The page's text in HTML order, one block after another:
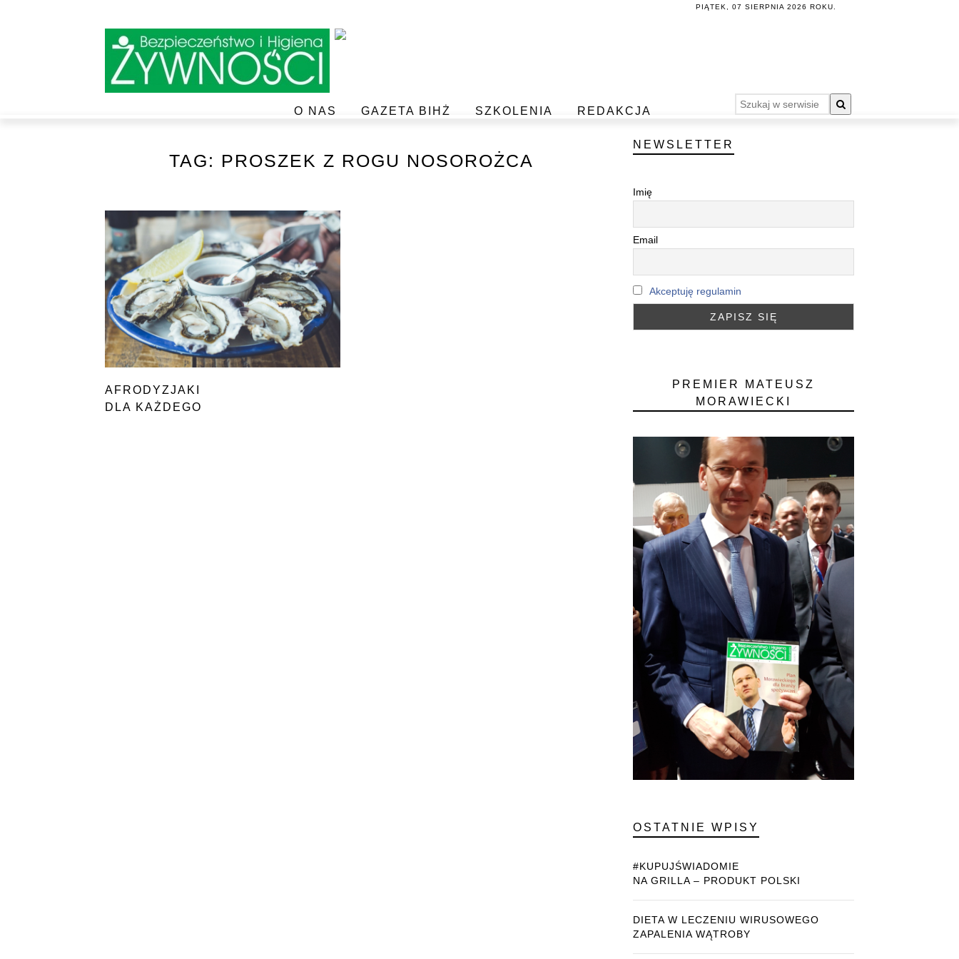
PIĄTEK, 07 SIERPNIA 2026 ROKU.
O NAS GAZETA BIHŻ SZKOLENIA REDAKCJA
TAG: PROSZEK Z ROGU NOSOROŻCA
AFRODYZJAKI
DLA KAŻDEGO
NEWSLETTER
Imię
Email
Akceptuję regulamin
PREMIER MATEUSZ
MORAWIECKI
OSTATNIE WPISY
#KUPUJŚWIADOMIE
NA GRILLA – PRODUKT POLSKI
DIETA W LECZENIU WIRUSOWEGO
ZAPALENIA WĄTROBY